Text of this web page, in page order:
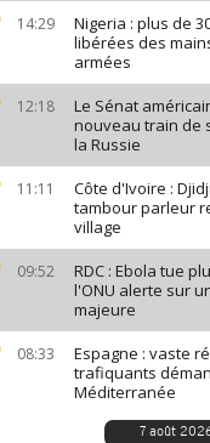
14:29
Nigeria : plus de
libérées des
armées
12:18
Le Sénat
nouveau train de
la Russie
11:11
Côte d'Ivoire :
tambour parleur
village
09:52
RDC : Ebola tue
l'ONU alerte sur
majeure
08:33
Espagne : vaste
trafiquants
Méditerranée
7 août